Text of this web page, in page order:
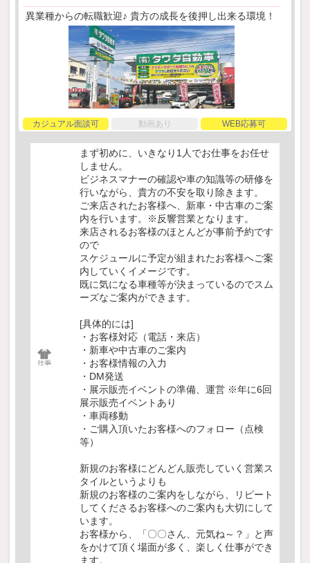
異業種からの転職歓迎♪ 貴方の成長を後押し出来る環境！
カジュアル面談可 動画あり WEB応募可
まず初めに、いきなり1人でお仕事をお任せ
しません。
ビジネスマナーの確認や車の知識等の研修を
行いながら、貴方の不安を取り除きます。
ご来店されたお客様へ、新車・中古車のご案
内を行います。※反響営業となります。
来店されるお客様のほとんどが事前予約です
ので
スケジュールに予定が組まれたお客様へご案
内していくイメージです。
既に気になる車種等が決まっているのでスム
ーズなご案内ができます。
[具体的には]
・お客様対応（電話・来店）
・新車や中古車のご案内
・お客様情報の入力
・DM発送
・展示販売イベントの準備、運営 ※年に6回
展示販売イベントあり
・車両移動
・ご購入頂いたお客様へのフォロー（点検
等）
新規のお客様にどんどん販売していく営業ス
タイルというよりも
新規のお客様のご案内をしながら、リピート
してくださるお客様へのご案内も大切にして
います。
お客様から、「〇〇さん、元気ね～？」と声
をかけて頂く場面が多く、楽しく仕事ができ
ます。